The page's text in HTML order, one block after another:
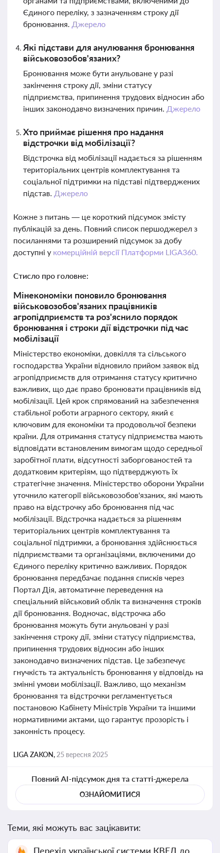
Єдиного переліку, з зазначенням строку дії
бронювання. Джерело
Які підстави для анулювання бронювання
військовозобов'язаних?
Бронювання може бути анульоване у разі
закінчення строку дії, зміни статусу
підприємства, припинення трудових відносин або
інших законодавчо визначених причин. Джерело
Хто приймає рішення про надання
відстрочки від мобілізації?
Відстрочка від мобілізації надається за рішенням
територіальних центрів комплектування та
соціальної підтримки на підставі підтверджених
підстав. Джерело
Кожне з питань — це короткий підсумок змісту
публікацій за день. Повний список першоджерел з
посиланнями та розширений підсумок за добу
доступні у комерційній версії Платформи LIGA360.
Стисло про головне:
Мінекономіки поновило бронювання
військовозобов'язаних працівників
агропідприємств та роз'яснило порядок
бронювання і строки дії відстрочки під час
мобілізації
Міністерство економіки, довкілля та сільського
господарства України відновило прийом заявок від
агропідприємств для отримання статусу критично
важливих, що дає право бронювати працівників від
мобілізації. Цей крок спрямований на забезпечення
стабільної роботи аграрного сектору, який є
ключовим для економіки та продовольчої безпеки
країни. Для отримання статусу підприємства мають
відповідати встановленим вимогам щодо середньої
заробітної плати, відсутності заборгованостей та
додатковим критеріям, що підтверджують їх
стратегічне значення. Міністерство оборони України
уточнило категорії військовозобов'язаних, які мають
право на відстрочку або бронювання під час
мобілізації. Відстрочка надається за рішенням
територіальних центрів комплектування та
соціальної підтримки, а бронювання здійснюється
підприємствами та організаціями, включеними до
Єдиного переліку критично важливих. Порядок
бронювання передбачає подання списків через
Портал Дія, автоматичне переведення на
спеціальний військовий облік та визначення строків
дії бронювання. Водночас, відстрочка або
бронювання можуть бути анульовані у разі
закінчення строку дії, зміни статусу підприємства,
припинення трудових відносин або інших
законодавчо визначених підстав. Це забезпечує
гнучкість та актуальність бронювання у відповідь на
змінні умови мобілізації. Важливо, що механізм
бронювання та відстрочки регламентується
постановою Кабінету Міністрів України та іншими
нормативними актами, що гарантує прозорість і
законність процесу.
LIGA ZAKON, 25 вересня 2025
Повний AI-підсумок дня та статті-джерела
ОЗНАЙОМИТИСЯ
Теми, які можуть вас зацікавити:
Перехід української системи КВЕД до